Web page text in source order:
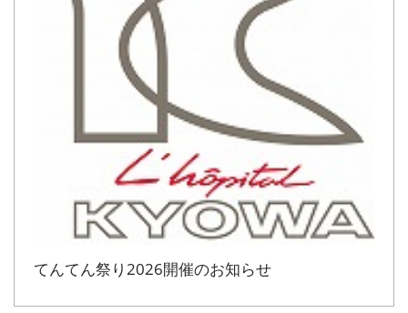
てんてん祭り2026開催のお知らせ